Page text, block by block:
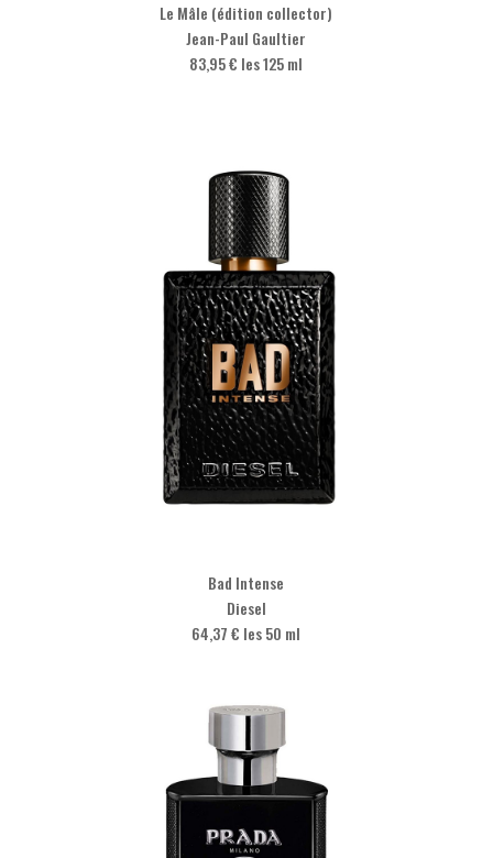
Le Mâle (édition collector)
Jean-Paul Gaultier
83,95 € les 125 ml
Bad Intense
Diesel
64,37 € les 50 ml